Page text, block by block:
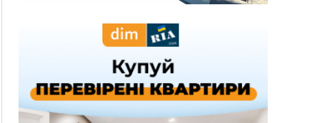
двох підприємців оштрафували на 272 тисячі
Яремчанський суд виніс вирок чоловіку, який
09:53
В урочищі біля Галича археологи відкопали
давньоруську вагову гирку XII–XIII століть
09:39
У Франківську медики провели серію